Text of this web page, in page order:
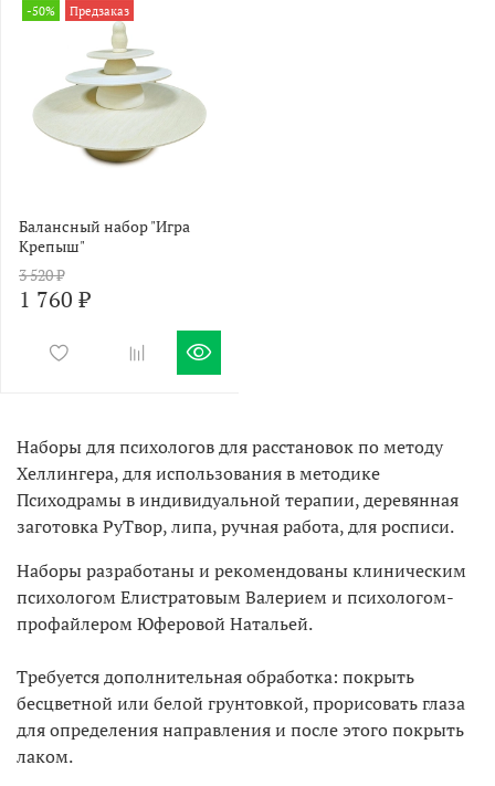
-50% Предзаказ
Балансный набор "Игра
Крепыш"
3 520 ₽
1 760 ₽
Наборы для психологов для расстановок по методу
Хеллингера, для использования в методике
Психодрамы в индивидуальной терапии, деревянная
заготовка РуТвор, липа, ручная работа, для росписи.
Наборы разработаны и рекомендованы клиническим
психологом Елистратовым Валерием и психологом-
профайлером Юферовой Натальей.
Требуется дополнительная обработка: покрыть
бесцветной или белой грунтовкой, прорисовать глаза
для определения направления и после этого покрыть
лаком.